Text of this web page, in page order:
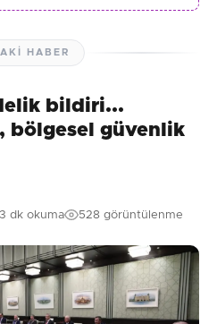
HABER
bildiri...
bölgesel güvenlik
3 dk okuma 528 görüntülenme